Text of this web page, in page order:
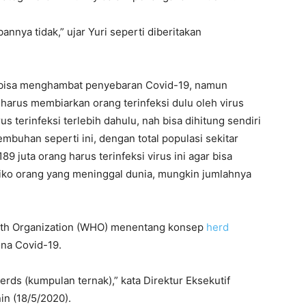
tidak,” ujar Yuri seperti diberitakan
menghambat penyebaran Covid-19, namun
membiarkan orang terinfeksi dulu oleh virus
terinfeksi terlebih dahulu, nah bisa dihitung sendiri
seperti ini, dengan total populasi sekitar
juta orang harus terinfeksi virus ini agar bisa
orang yang meninggal dunia, mungkin jumlahnya
Organization (WHO) menentang konsep herd
Covid-19.
(kumpulan ternak),” kata Direktur Eksekutif
(18/5/2020).